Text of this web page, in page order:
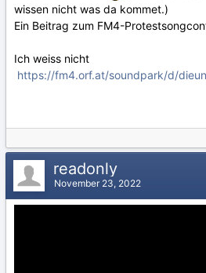
wissen nicht was da kommet.)
Ein Beitrag zum FM4-
Ich weiss nicht
https://fm4.orf.at/soundpark/d/
readonly
November 23, 2022